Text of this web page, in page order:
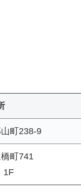
町238-9
町741
1F